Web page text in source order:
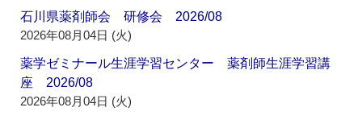
石川県薬剤師会 研修会 2026/08
2026年08月04日 (火)
薬学ゼミナール生涯学習センター 薬剤師生涯学習講
座 2026/08
2026年08月04日 (火)